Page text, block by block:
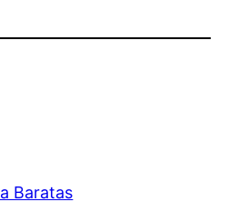
Baratas